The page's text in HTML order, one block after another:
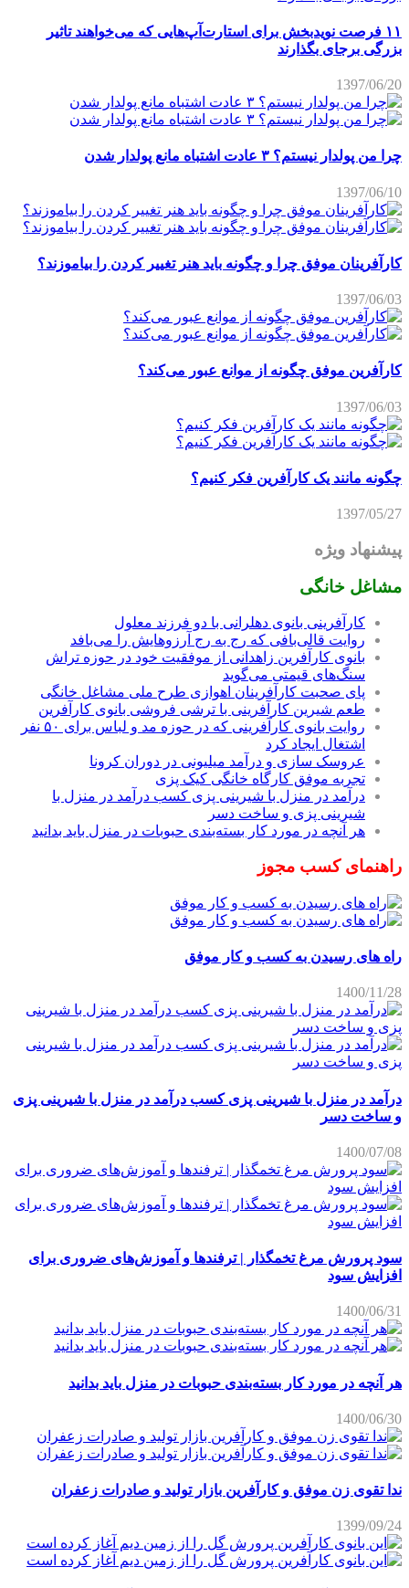
۱۱ فرصت نویدبخش برای استارت‌آپ‌هایی که می‌خواهند تاثیر
بزرگی برجای بگذارند
1397/06/20
چرا من پولدار نیستم؟ ۳ عادت اشتباه مانع پولدار شدن
1397/06/10
کارآفرینان موفق چرا و چگونه باید هنر تغییر کردن را بیاموزند؟
1397/06/03
کارآفرین موفق چگونه از موانع عبور می‌کند؟
1397/06/03
چگونه مانند یک کارآفرین فکر کنیم؟
1397/05/27
پیشنهاد ویژه
مشاغل خانگی
کارآفرینی بانوی دهلرانی با دو فرزند معلول
روایت قالی‌بافی که رج به رج آرزوهایش را می‌بافد
بانوی کارآفرین زاهدانی از موفقیت خود در حوزه تراش
سنگ‌های قیمتی می‌گوید
پای صحبت کارآفرینان اهوازی طرح ملی مشاغل خانگی
طعم شیرین کارآفرینی با ترشی فروشی بانوی کارآفرین
روایت بانوی کارآفرینی که در حوزه مد و لباس برای ۵۰ نفر
اشتغال ایجاد کرد
عروسک سازی و درآمد میلیونی در دوران کرونا
تجربه موفق کارگاه خانگی کیک پزی
درآمد در منزل با شیرینی پزی کسب درآمد در منزل با
شیرینی پزی و ساخت دسر
هر آنچه در مورد کار بسته‌بندی حبوبات در منزل باید بدانید
راهنمای کسب مجوز
راه های رسیدن به کسب و کار موفق
1400/11/28
درآمد در منزل با شیرینی پزی کسب درآمد در منزل با شیرینی پزی
و ساخت دسر
1400/07/08
سود پرورش مرغ تخمگذار | ترفندها و آموزش‌های ضروری برای
افزایش سود
1400/06/31
هر آنچه در مورد کار بسته‌بندی حبوبات در منزل باید بدانید
1400/06/30
ندا تقوی زن موفق و کارآفرین بازار تولید و صادرات زعفران
1399/09/24